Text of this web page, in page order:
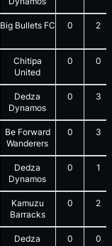
Big Bullets FC 0 2
Chitipa
United
0 0
Dedza
Dynamos
0 3
Be Forward
Wanderers
0 3
Dedza
Dynamos
0 1
Kamuzu
Barracks
0 2
Dedza
0 0